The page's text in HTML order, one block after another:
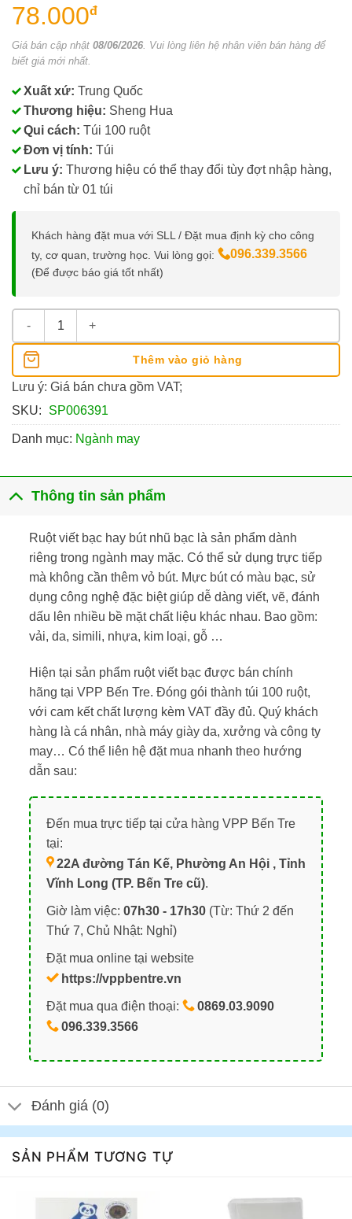
78.000đ
Giá bán cập nhật 08/06/2026 . Vui lòng liên hệ nhân viên bán hàng để
biết giá mới nhất.
Xuất xứ: Trung Quốc
Thương hiệu: Sheng Hua
Qui cách: Túi 100 ruột
Đơn vị tính: Túi
Lưu ý: Thương hiệu có thể thay đổi tùy đợt nhập hàng,
chỉ bán từ 01 túi
Khách hàng đặt mua với SLL / Đặt mua định kỳ cho công
ty, cơ quan, trường học. Vui lòng gọi:
096.339.3566
(Để được báo giá tốt nhất)
Ruột Viết Bạc (Bịch 100 Cái) số lượng
Thêm vào giỏ hàng
Lưu ý: Giá bán chưa gồm VAT;
SKU:
SP006391
Danh mục: Ngành may
Thông tin sản phẩm
Ruột viết bạc hay bút nhũ bạc là sản phẩm dành
riêng trong ngành may mặc. Có thể sử dụng trực tiếp
mà không cần thêm vỏ bút. Mực bút có màu bạc, sử
dụng công nghệ đặc biệt giúp dễ dàng viết, vẽ, đánh
dấu lên nhiều bề mặt chất liệu khác nhau. Bao gồm:
vải, da, simili, nhựa, kim loại, gỗ …
Hiện tại sản phẩm ruột viết bạc được bán chính
hãng tại VPP Bến Tre. Đóng gói thành túi 100 ruột,
với cam kết chất lượng kèm VAT đầy đủ. Quý khách
hàng là cá nhân, nhà máy giày da, xưởng và công ty
may… Có thể liên hệ đặt mua nhanh theo hướng
dẫn sau:
Đến mua trực tiếp tại cửa hàng VPP Bến Tre
tại:
22A đường Tán Kế, Phường An Hội , Tỉnh
Vĩnh Long (TP. Bến Tre cũ).
Giờ làm việc: 07h30 - 17h30(Từ: Thứ 2 đến
Thứ 7, Chủ Nhật: Nghỉ)
Đặt mua online tại website
https://vppbentre.vn
Đặt mua qua điện thoại:
0869.03.9090
096.339.3566
Đánh giá (0)
SẢN PHẨM TƯƠNG TỰ